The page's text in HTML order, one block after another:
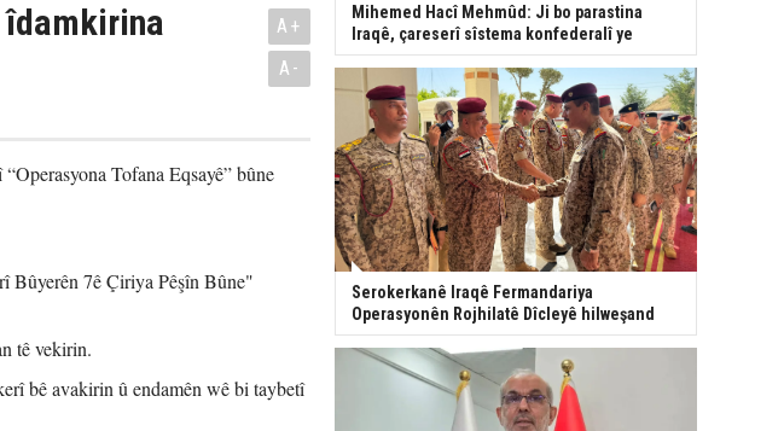
îdamkirina
A+
A-
Tofana Eqsayê” bûne
Bûyerên 7ê Çiriya Pêşîn Bûne"
tê vekirin.
bê avakirin û endamên wê bi taybetî
Mihemed Hacî Mehmûd: Ji bo parastina
Iraqê, çareserî sîstema konfederalî ye
Serokerkanê Iraqê Fermandariya
Operasyonên Rojhilatê Dîcleyê hilweşand